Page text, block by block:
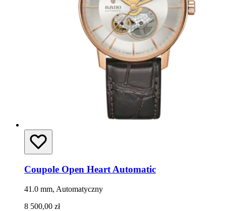
Coupole Open Heart Automatic
41.0 mm, Automatyczny
8 500,00 zł